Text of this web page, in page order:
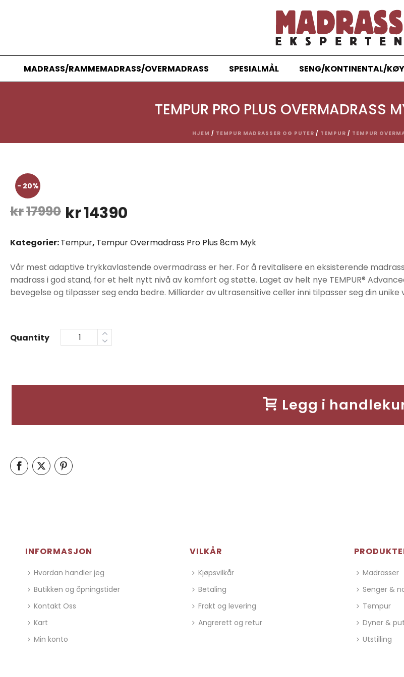
MADRASS/RAMMEMADRASS/OVERMADRASS SPESIALMÅL SENG/KONTINENTAL/
TEMPUR PRO PLUS OVERMADRASS
HJEM / TEMPUR MADRASSER OG PUTER / TEMPUR / TEMPUR
- 20%
kr17990 Opprinnelig
pris
kr17990.
kr14390
pris
kr14390.
Kategorier:Tempur, Tempur Overmadrass Pro Plus 8cm Myk
Vår mest adaptive trykkavlastende overmadrass er her. For å revitalisere en eksisterende
madrass i god stand, for et helt nytt nivå av komfort og støtte. Laget av helt nye TEMPUR®
bevegelse og tilpasser seg enda bedre. Milliarder av ultrasensitive celler inni tilpasser seg din
Quantity
Legg i
INFORMASJON
Hvordan handler jeg
Butikken og åpningstider
Kontakt Oss
Kart
Min konto
VILKÅR
Kjøpsvilkår
Betaling
Frakt og levering
Angrerett og retur
Madrasser
Senger &
Tempur
Dyner &
Utstilling